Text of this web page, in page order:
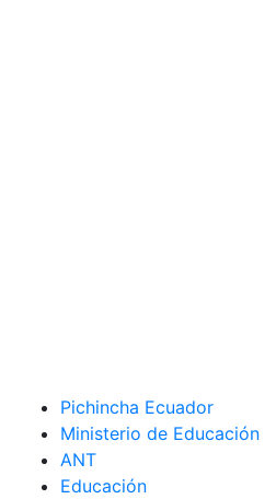
Pichincha Ecuador
Ministerio de Educación
ANT
Educación